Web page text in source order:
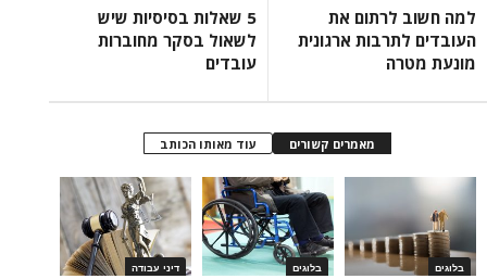
למה חשוב לרתום את
העובדים לתרבות ארגונית
מונעת מטרה
5 שאלות בסיסיות שיש
לשאול בסקר מחוברות
עובדים
מאמרים קשורים עוד מאותו הכותב
דיני עבודה בלוגים בלוגים